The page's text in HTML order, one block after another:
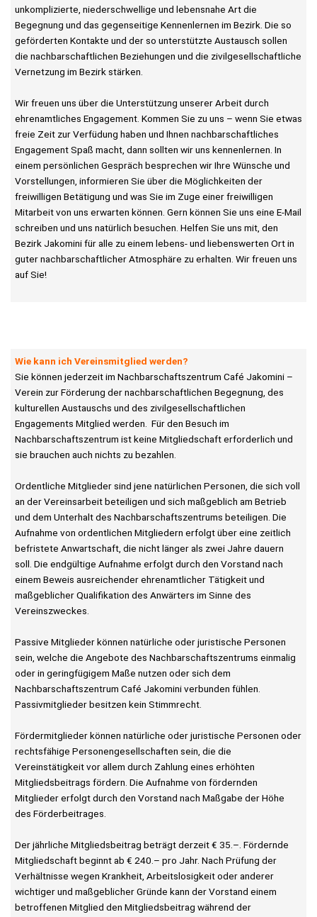
unkomplizierte, niederschwellige und lebensnahe Art die
Begegnung und das gegenseitige Kennenlernen im Bezirk. Die so
geförderten Kontakte und der so unterstützte Austausch sollen
die nachbarschaftlichen Beziehungen und die zivilgesellschaftliche
Vernetzung im Bezirk stärken.
Wir freuen uns über die Unterstützung unserer Arbeit durch
ehrenamtliches Engagement. Kommen Sie zu uns – wenn Sie etwas
freie Zeit zur Verfüdung haben und Ihnen nachbarschaftliches
Engagement Spaß macht, dann sollten wir uns kennenlernen. In
einem persönlichen Gespräch besprechen wir Ihre Wünsche und
Vorstellungen, informieren Sie über die Möglichkeiten der
freiwilligen Betätigung und was Sie im Zuge einer freiwilligen
Mitarbeit von uns erwarten können. Gern können Sie uns eine E-Mail
schreiben und uns natürlich besuchen. Helfen Sie uns mit, den
Bezirk Jakomini für alle zu einem lebens- und liebenswerten Ort in
guter nachbarschaftlicher Atmosphäre zu erhalten. Wir freuen uns
auf Sie!
Wie kann ich Vereinsmitglied werden?
Sie können jederzeit im Nachbarschaftszentrum Café Jakomini –
Verein zur Förderung der nachbarschaftlichen Begegnung, des
kulturellen Austauschs und des zivilgesellschaftlichen
Engagements Mitglied werden. Für den Besuch im
Nachbarschaftszentrum ist keine Mitgliedschaft erforderlich und
sie brauchen auch nichts zu bezahlen.
Ordentliche Mitglieder sind jene natürlichen Personen, die sich voll
an der Vereinsarbeit beteiligen und sich maßgeblich am Betrieb
und dem Unterhalt des Nachbarschaftszentrums beteiligen. Die
Aufnahme von ordentlichen Mitgliedern erfolgt über eine zeitlich
befristete Anwartschaft, die nicht länger als zwei Jahre dauern
soll. Die endgültige Aufnahme erfolgt durch den Vorstand nach
einem Beweis ausreichender ehrenamtlicher Tätigkeit und
maßgeblicher Qualifikation des Anwärters im Sinne des
Vereinszweckes.
Passive Mitglieder können natürliche oder juristische Personen
sein, welche die Angebote des Nachbarschaftszentrums einmalig
oder in geringfügigem Maße nutzen oder sich dem
Nachbarschaftszentrum Café Jakomini verbunden fühlen.
Passivmitglieder besitzen kein Stimmrecht.
Fördermitglieder können natürliche oder juristische Personen oder
rechtsfähige Personengesellschaften sein, die die
Vereinstätigkeit vor allem durch Zahlung eines erhöhten
Mitgliedsbeitrags fördern. Die Aufnahme von fördernden
Mitglieder erfolgt durch den Vorstand nach Maßgabe der Höhe
des Förderbeitrages.
Der jährliche Mitgliedsbeitrag beträgt derzeit € 35.–. Fördernde
Mitgliedschaft beginnt ab € 240.– pro Jahr. Nach Prüfung der
Verhältnisse wegen Krankheit, Arbeitslosigkeit oder anderer
wichtiger und maßgeblicher Gründe kann der Vorstand einem
betroffenen Mitglied den Mitgliedsbeitrag während der